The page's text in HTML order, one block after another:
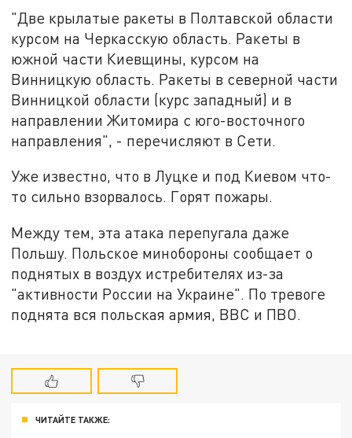
"Две крылатые ракеты в Полтавской области
курсом на Черкасскую область. Ракеты в
южной части Киевщины, курсом на
Винницкую область. Ракеты в северной части
Винницкой области (курс западный) и в
направлении Житомира с юго-восточного
направления", - перечисляют в Сети.
Уже известно, что в Луцке и под Киевом что-
то сильно взорвалось. Горят пожары.
Между тем, эта атака перепугала даже
Польшу. Польское минобороны сообщает о
поднятых в воздух истребителях из-за
"активности России на Украине". По тревоге
поднята вся польская армия, ВВС и ПВО.
ЧИТАЙТЕ ТАКЖЕ: